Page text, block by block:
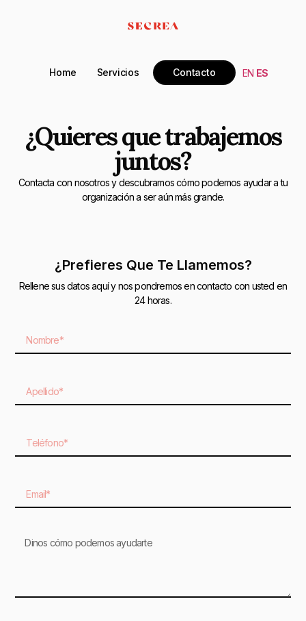
Home Servicios Contacto EN ES
¿Quieres que trabajemos
juntos?
Contacta con nosotros y descubramos cómo podemos ayudar a tu
organización a ser aún más grande.
¿Prefieres Que Te Llamemos?
Rellene sus datos aquí y nos pondremos en contacto con usted en
24 horas.